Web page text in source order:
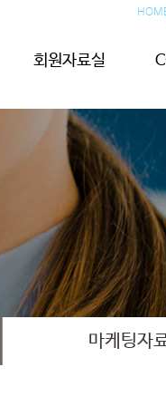
회원자료실
마케팅자